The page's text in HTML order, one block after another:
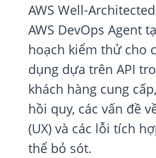
AWS Well-
AWS DevOps Agent
hoạch kiểm thử cho
dụng dựa trên API
khách hàng cung
hồi quy, các vấn đề
(UX) và các lỗi tích
thể bỏ sót.